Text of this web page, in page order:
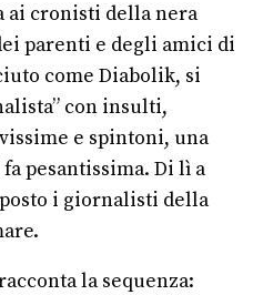
ai cronisti della nera
parenti e degli amici di
come Diabolik, si
con insulti,
e spintoni, una
pesantissima. Di lì a
i giornalisti della
la sequenza: